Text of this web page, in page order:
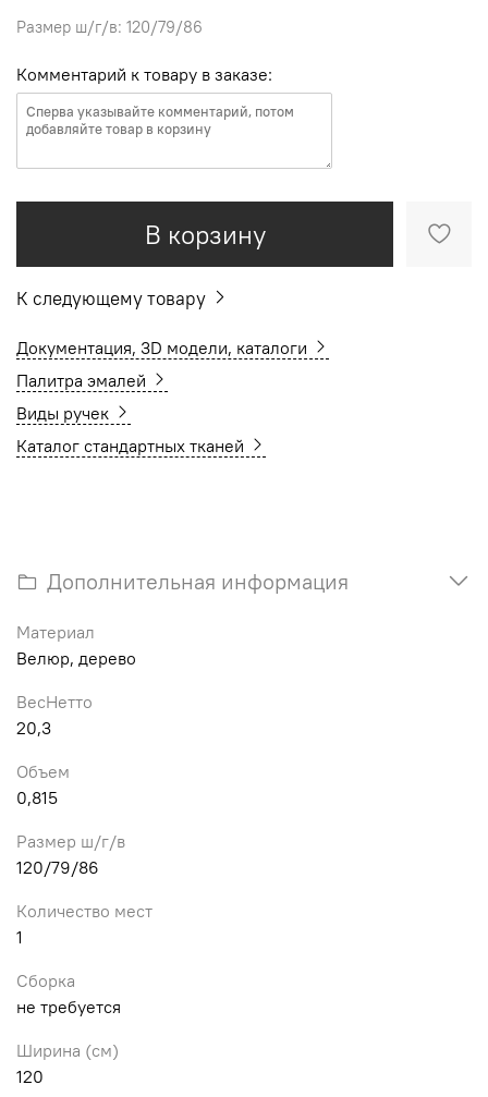
Размер ш/г/в: 120/79/86
Комментарий к товару в заказе:
В корзину
К следующему товару
Документация, 3D модели, каталоги
Палитра эмалей
Виды ручек
Каталог стандартных тканей
Дополнительная информация
Материал
Велюр, дерево
ВесНетто
20,3
Объем
0,815
Размер ш/г/в
120/79/86
Количество мест
1
Сборка
не требуется
Ширина (см)
120